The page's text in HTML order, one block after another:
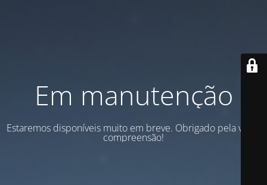
Em manutenção
Estaremos disponíveis muito em breve. Obrigado pela vossa
compreensão!